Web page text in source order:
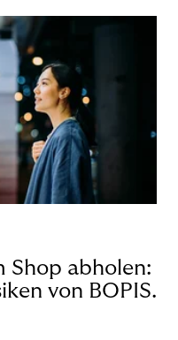
Shop abholen:
von BOPIS.